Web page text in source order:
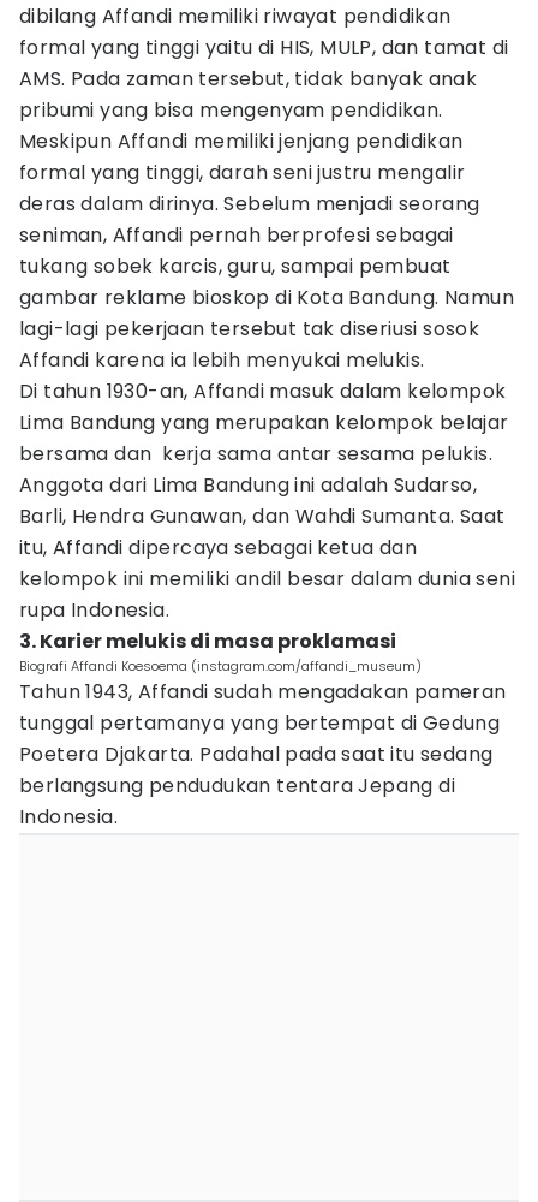
dibilang Affandi memiliki riwayat pendidikan
formal yang tinggi yaitu di HIS, MULP, dan tamat di
AMS. Pada zaman tersebut, tidak banyak anak
pribumi yang bisa mengenyam pendidikan.
Meskipun Affandi memiliki jenjang pendidikan
formal yang tinggi, darah seni justru mengalir
deras dalam dirinya. Sebelum menjadi seorang
seniman, Affandi pernah berprofesi sebagai
tukang sobek karcis, guru, sampai pembuat
gambar reklame bioskop di Kota Bandung. Namun
lagi-lagi pekerjaan tersebut tak diseriusi sosok
Affandi karena ia lebih menyukai melukis.
Di tahun 1930-an, Affandi masuk dalam kelompok
Lima Bandung yang merupakan kelompok belajar
bersama dan kerja sama antar sesama pelukis.
Anggota dari Lima Bandung ini adalah Sudarso,
Barli, Hendra Gunawan, dan Wahdi Sumanta. Saat
itu, Affandi dipercaya sebagai ketua dan
kelompok ini memiliki andil besar dalam dunia seni
rupa Indonesia.
3. Karier melukis di masa proklamasi
Biografi Affandi Koesoema (instagram.com/affandi_museum)
Tahun 1943, Affandi sudah mengadakan pameran
tunggal pertamanya yang bertempat di Gedung
Poetera Djakarta. Padahal pada saat itu sedang
berlangsung pendudukan tentara Jepang di
Indonesia.